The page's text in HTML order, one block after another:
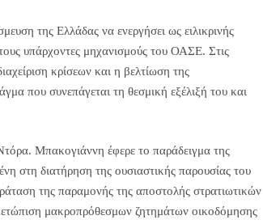
της Ελλάδας να ενεργήσει ως ειλικρινής
υπάρχοντες μηχανισμούς του ΟΑΣΕ. Στις
κρίσεων και η βελτίωση της
που συνεπάγεται τη θεσμική εξέλιξή του και
Μπακογιάννη έφερε το παράδειγμα της
στη διατήρηση της ουσιαστικής παρουσίας του
της παραμονής της αποστολής στρατιωτικών
μακροπρόθεσμων ζητημάτων οικοδόμησης